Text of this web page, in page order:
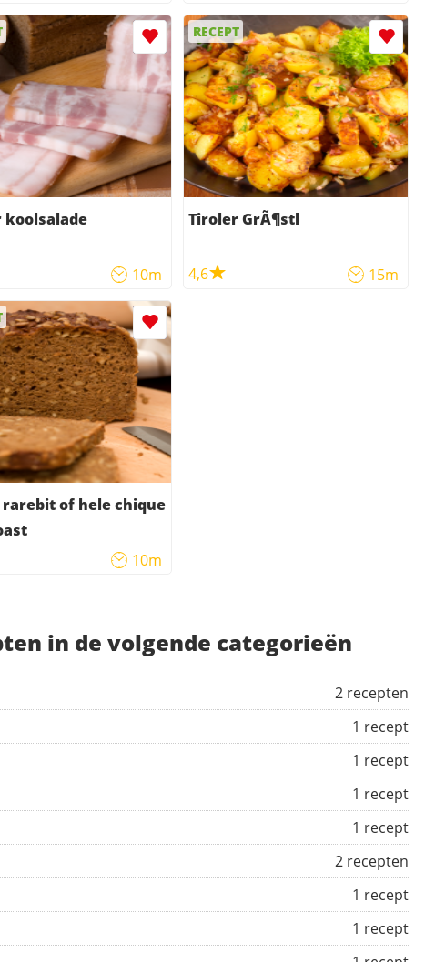
koolsalade
10m
RECEPT
Tiroler GrÃ¶stl
4,6 15m
rarebit of hele chique
10m
in de volgende categorieën
2 recepten
1 recept
1 recept
1 recept
1 recept
2 recepten
1 recept
1 recept